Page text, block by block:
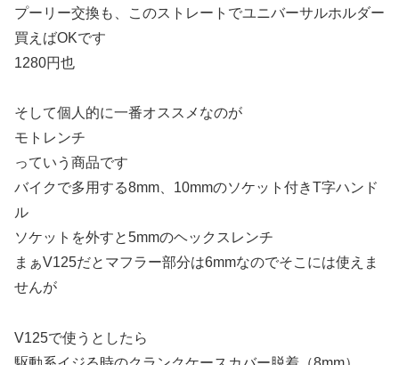
プーリー交換も、このストレートでユニバーサルホルダー
買えばOKです
1280円也
そして個人的に一番オススメなのが
モトレンチ
っていう商品です
バイクで多用する8mm、10mmのソケット付きT字ハンド
ル
ソケットを外すと5mmのヘックスレンチ
まぁV125だとマフラー部分は6mmなのでそこには使えま
せんが
V125で使うとしたら